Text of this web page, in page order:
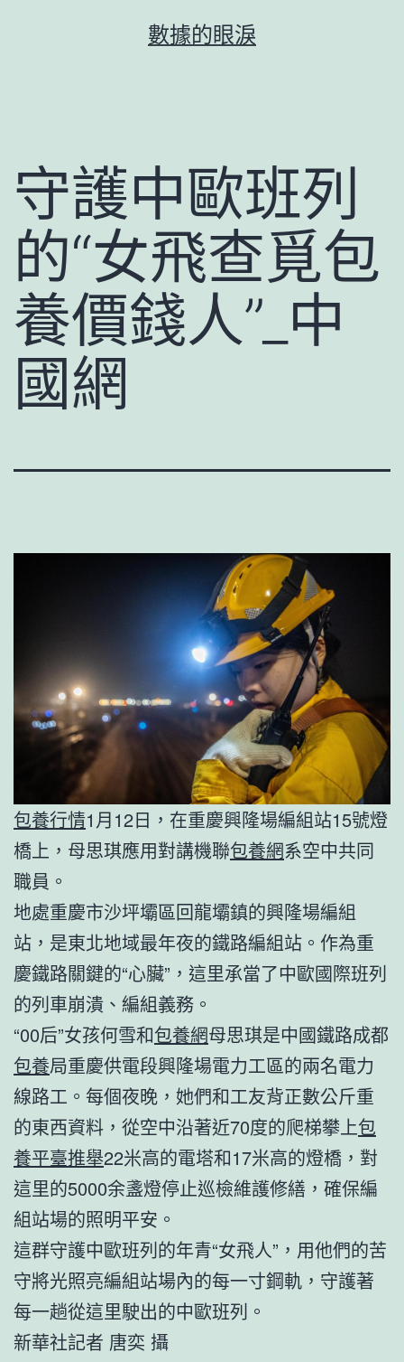
數據的眼淚
守護中歐班列
的“女飛查覓包
養價錢人”_中
國網
包養行情1月12日，在重慶興隆場編組站15號燈
橋上，母思琪應用對講機聯包養網系空中共同
職員。
地處重慶市沙坪壩區回龍壩鎮的興隆場編組
站，是東北地域最年夜的鐵路編組站。作為重
慶鐵路關鍵的“心臟”，這里承當了中歐國際班列
的列車崩潰、編組義務。
“00后”女孩何雪和包養網母思琪是中國鐵路成都
包養局重慶供電段興隆場電力工區的兩名電力
線路工。每個夜晚，她們和工友背正數公斤重
的東西資料，從空中沿著近70度的爬梯攀上包
養平臺推舉22米高的電塔和17米高的燈橋，對
這里的5000余盞燈停止巡檢維護修繕，確保編
組站場的照明平安。
這群守護中歐班列的年青“女飛人”，用他們的苦
守將光照亮編組站場內的每一寸鋼軌，守護著
每一趟從這里駛出的中歐班列。
新華社記者 唐奕 攝